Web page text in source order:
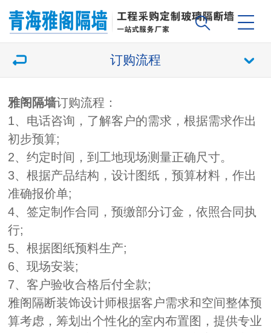
订购流程
雅阁隔墙订购流程：
1、电话咨询，了解客户的需求，根据需求作出
初步预算;
2、约定时间，到工地现场测量正确尺寸。
3、根据产品结构，设计图纸，预算材料，作出
准确报价单;
4、签定制作合同，预缴部分订金，依照合同执
行;
5、根据图纸预料生产;
6、现场安装;
7、客户验收合格后付全款;
雅阁隔断装饰设计师根据客户需求和空间整体预
算考虑，筹划出个性化的室内布置图，提供专业